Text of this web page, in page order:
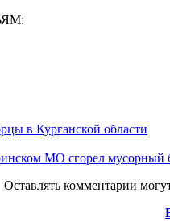
в Курганской области
МО сгорел мусорный
Оставлять комментарии